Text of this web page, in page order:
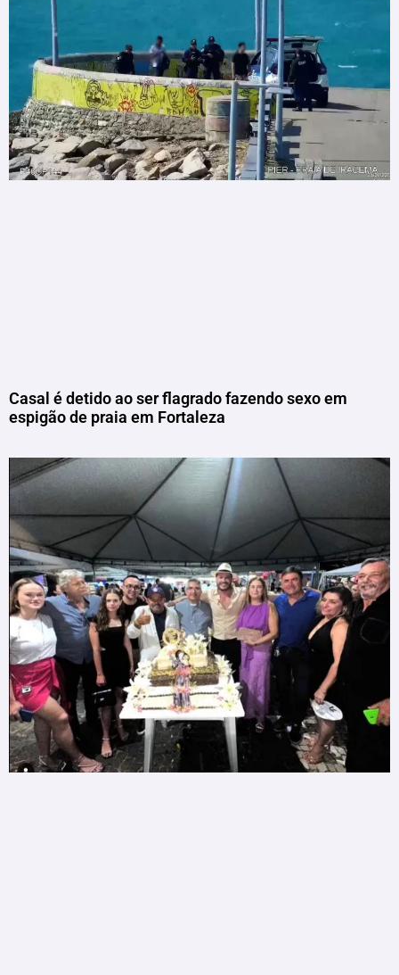
Casal é detido ao ser flagrado fazendo sexo em
espigão de praia em Fortaleza